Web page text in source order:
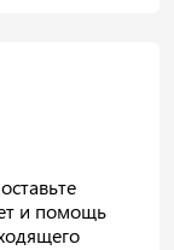
и помощь